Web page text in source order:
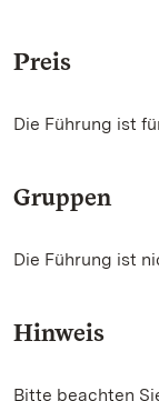
Preis
Die Führung ist
Gruppen
Die Führung ist
Hinweis
Bitte beachten